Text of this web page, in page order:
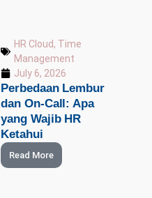
HR Cloud, Time
Management
July 6, 2026
Perbedaan Lembur
dan On-Call: Apa
yang Wajib HR
Ketahui
Read More